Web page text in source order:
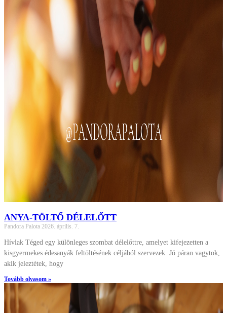
ANYA-TÖLTŐ DÉLELŐTT
Pandora Palota2026. április. 7.
Hívlak Téged egy különleges szombat délelőttre, amelyet kifejezetten a
kisgyermekes édesanyák feltöltésének céljából szervezek. Jó páran
vagytok, akik jeleztétek, hogy
Tovább olvasom »